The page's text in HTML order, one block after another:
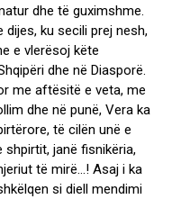
dhe të guximshme.
ku secili prej nesh,
e vlerësoj këte
dhe në Diasporë.
me aftësitë e veta, me
dhe në punë, Vera ka
të cilën unë e
shpirtit, janë fisnikëria,
të mirë…! Asaj i ka
si diell mendimi